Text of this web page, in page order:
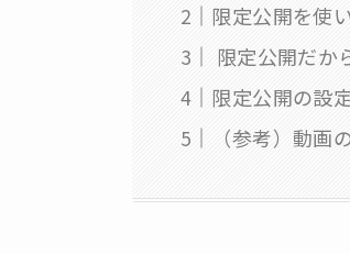
限定公開を使
限定公開だか
限定公開の設
（参考）動画